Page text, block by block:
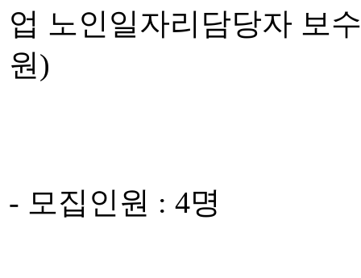
업 노인일자리담당자 보
원)
- 모집인원 : 4명